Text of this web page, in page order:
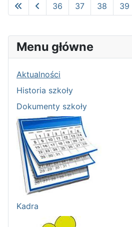
Menu główne
Aktualności
Historia szkoły
Dokumenty szkoły
Kadra
36 37 38 39